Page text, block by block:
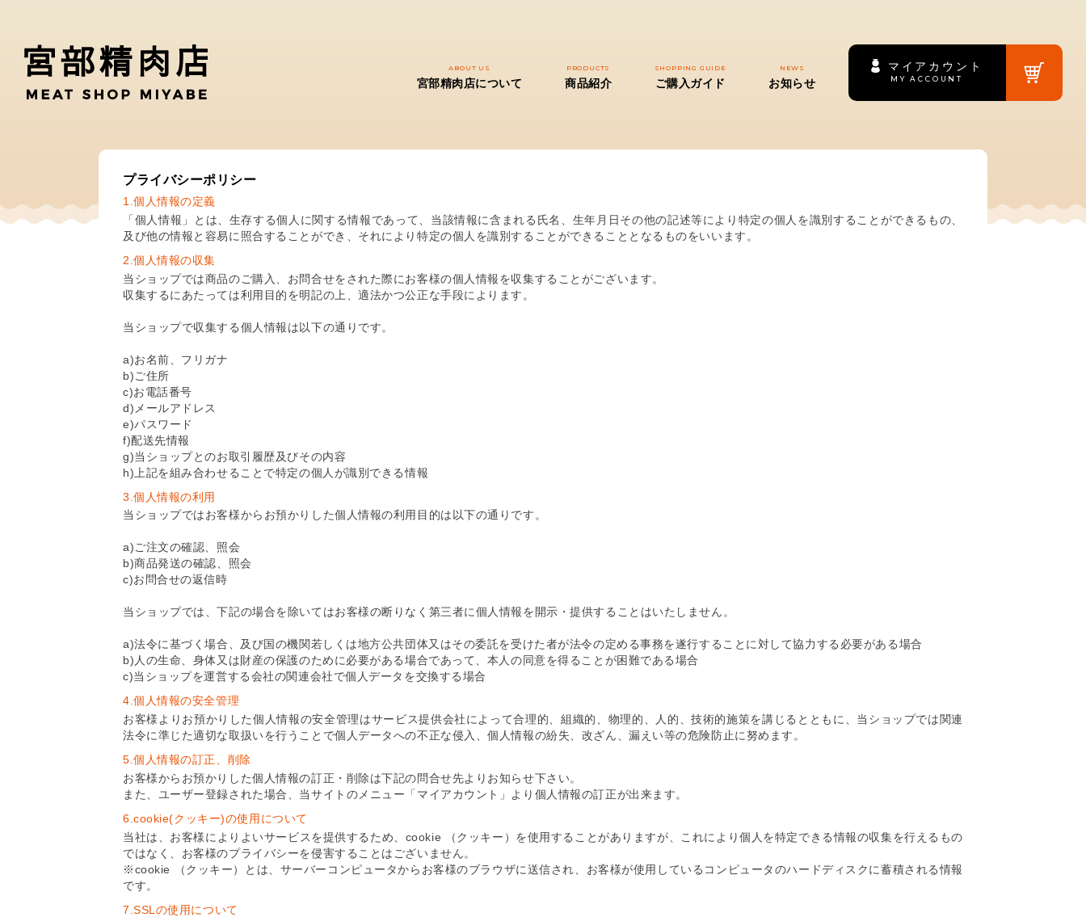
ABOUT US
宮部精肉店について
PRODUCTS
商品紹介
SHOPPING GUIDE
ご購入ガイド
NEWS
お知らせ
マイアカウント
プライバシーポリシー
1.個人情報の定義
「個人情報」とは、生存する個人に関する情報であって、当該情報に含まれる氏名、生年月日その他の記述等により特定の個人を識別することができるもの、
及び他の情報と容易に照合することができ、それにより特定の個人を識別することができることとなるものをいいます。
2.個人情報の収集
当ショップでは商品のご購入、お問合せをされた際にお客様の個人情報を収集することがございます。
収集するにあたっては利用目的を明記の上、適法かつ公正な手段によります。
当ショップで収集する個人情報は以下の通りです。
a)お名前、フリガナ
b)ご住所
c)お電話番号
d)メールアドレス
e)パスワード
f)配送先情報
g)当ショップとのお取引履歴及びその内容
h)上記を組み合わせることで特定の個人が識別できる情報
3.個人情報の利用
当ショップではお客様からお預かりした個人情報の利用目的は以下の通りです。
a)ご注文の確認、照会
b)商品発送の確認、照会
c)お問合せの返信時
当ショップでは、下記の場合を除いてはお客様の断りなく第三者に個人情報を開示・提供することはいたしません。
a)法令に基づく場合、及び国の機関若しくは地方公共団体又はその委託を受けた者が法令の定める事務を遂行することに対して協力する必要がある場合
b)人の生命、身体又は財産の保護のために必要がある場合であって、本人の同意を得ることが困難である場合
c)当ショップを運営する会社の関連会社で個人データを交換する場合
4.個人情報の安全管理
お客様よりお預かりした個人情報の安全管理はサービス提供会社によって合理的、組織的、物理的、人的、技術的施策を講じるとともに、当ショップでは関連
法令に準じた適切な取扱いを行うことで個人データへの不正な侵入、個人情報の紛失、改ざん、漏えい等の危険防止に努めます。
5.個人情報の訂正、削除
お客様からお預かりした個人情報の訂正・削除は下記の問合せ先よりお知らせ下さい。
また、ユーザー登録された場合、当サイトのメニュー「マイアカウント」より個人情報の訂正が出来ます。
6.cookie(クッキー)の使用について
当社は、お客様によりよいサービスを提供するため、cookie （クッキー）を使用することがありますが、これにより個人を特定できる情報の収集を行えるもの
ではなく、お客様のプライバシーを侵害することはございません。
※cookie （クッキー）とは、サーバーコンピュータからお客様のブラウザに送信され、お客様が使用しているコンピュータのハードディスクに蓄積される情報
です。
7.SSLの使用について